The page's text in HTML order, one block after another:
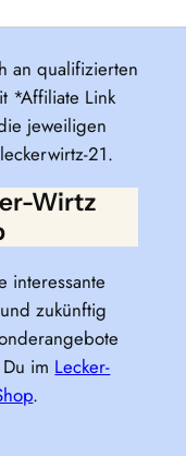
an qualifizierten
*Affiliate Link
jeweiligen
21.
Wirtz
interessante
zukünftig
im Lecker-
.